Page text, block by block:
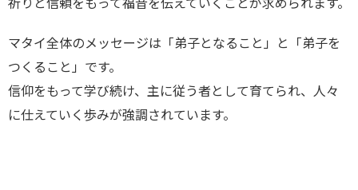
マタイ全体のメッセージは「弟子となること」と「弟子を
つくること」です。
信仰をもって学び続け、主に従う者として育てられ、人々
に仕えていく歩みが強調されています。